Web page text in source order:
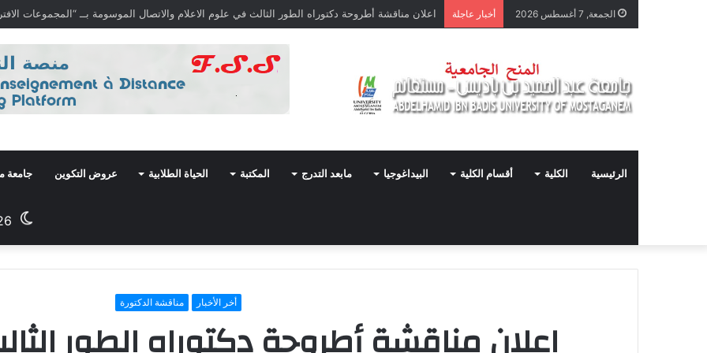
الجمعة, 7 أغسطس 2026 أخبار عاجلة
الرئيسية الكلية أقسام الكلية البيداغوجيا مابعد التدرج المكتبة الحياة الطلابية عروض التكوين جامعة
أخر الأخبار مناقشة الدكتورة